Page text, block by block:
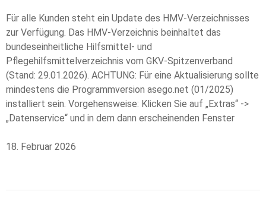
Für alle Kunden steht ein Update des HMV-Verzeichnisses
zur Verfügung. Das HMV-Verzeichnis beinhaltet das
bundeseinheitliche Hilfsmittel- und
Pflegehilfsmittelverzeichnis vom GKV-Spitzenverband
(Stand: 29.01.2026). ACHTUNG: Für eine Aktualisierung sollte
mindestens die Programmversion asego.net (01/2025)
installiert sein. Vorgehensweise: Klicken Sie auf „Extras“ ->
„Datenservice“ und in dem dann erscheinenden Fenster
18. Februar 2026